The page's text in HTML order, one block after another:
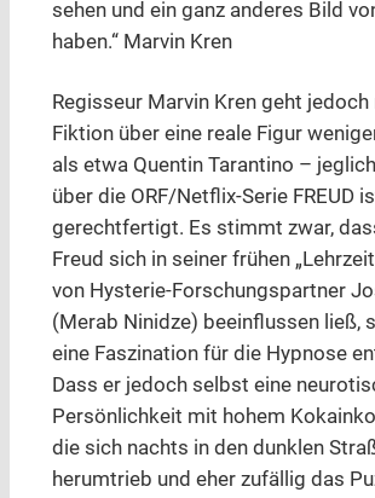
sehen und ein ganz anderes Bild
haben.“ Marvin Kren
Regisseur Marvin Kren geht
Fiktion über eine reale Figur
als etwa Quentin Tarantino –
über die ORF/Netflix-Serie FREUD
gerechtfertigt. Es stimmt zwar,
Freud sich in seiner frühen
von Hysterie-Forschungspartner
(Merab Ninidze) beeinflussen ließ,
eine Faszination für die Hypnose
Dass er jedoch selbst eine
Persönlichkeit mit hohem
die sich nachts in den dunklen
herumtrieb und eher zufällig das